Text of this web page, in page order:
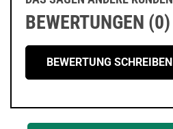
BEWERTUNGEN (0)
BEWERTUNG SCHREIBEN